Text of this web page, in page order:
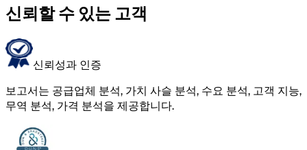
신뢰할 수 있는 고객
신뢰성과 인증
보고서는 공급업체 분석, 가치 사슬 분석, 수요 분석, 고객 지능,
무역 분석, 가격 분석을 제공합니다.